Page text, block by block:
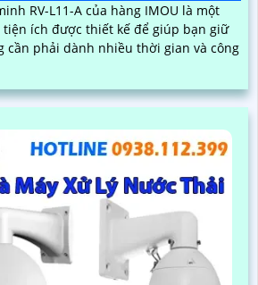
RV-L11-A của hàng IMOU là một
ích được thiết kế để giúp bạn giữ
cần phải dành nhiều thời gian và công